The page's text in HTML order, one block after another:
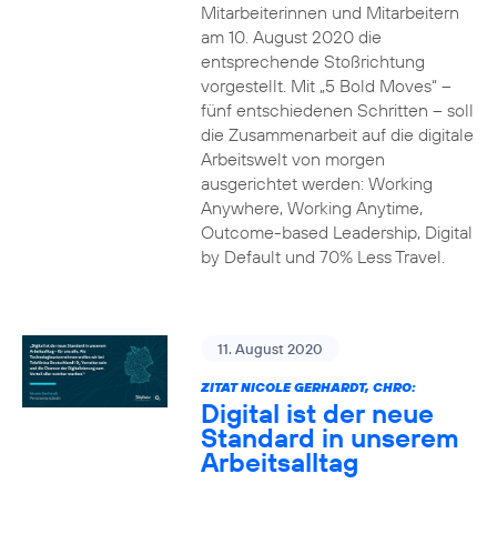
Mitarbeiterinnen und Mitarbeitern
am 10. August 2020 die
entsprechende Stoßrichtung
vorgestellt. Mit „5 Bold Moves“ –
fünf entschiedenen Schritten – soll
die Zusammenarbeit auf die digitale
Arbeitswelt von morgen
ausgerichtet werden: Working
Anywhere, Working Anytime,
Outcome-based Leadership, Digital
by Default und 70% Less Travel.
11. August 2020
ZITAT NICOLE GERHARDT, CHRO:
Digital ist der neue
Standard in unserem
Arbeitsalltag